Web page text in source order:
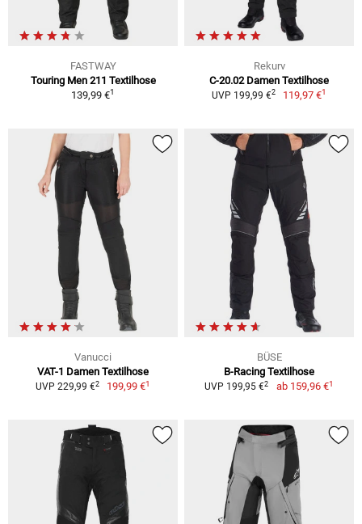
FASTWAY
Touring Men 211 Textilhose
139,99 €1
Rekurv
C-20.02 Damen Textilhose
UVP 199,99 €2 119,97 €1
Vanucci
VAT-1 Damen Textilhose
UVP 229,99 €2 199,99 €1
BÜSE
B-Racing Textilhose
UVP 199,95 €2 ab 159,96 €1